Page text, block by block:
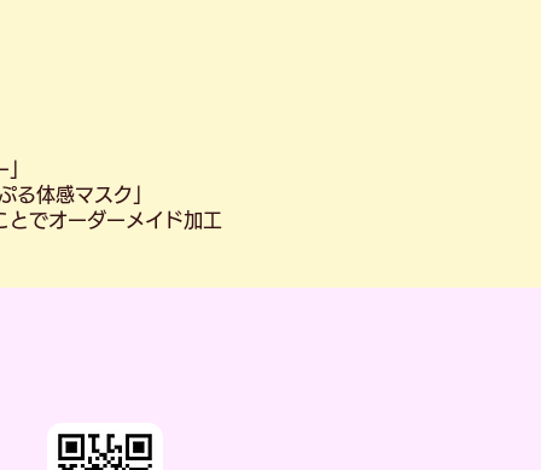
る体感マスク」
でオーダーメイド加工